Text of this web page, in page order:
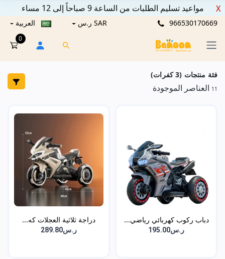
مواعيد تسليم الطلبات من الساعة 9 صباحاً إلى 12 مساء X
966530170669 SAR ر.س العربية
0
فئة منتجات (3 كفرات)
11 العناصر الموجودة
دباب ركوب كهربائي رياضي...
ر.س195.00
دراجة ثلاثية العجلات كه...
ر.س289.80